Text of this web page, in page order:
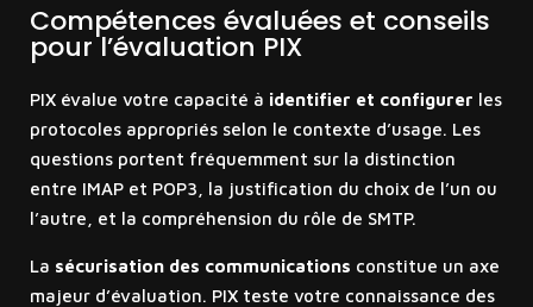
Compétences évaluées et conseils
pour l’évaluation PIX
PIX évalue votre capacité à identifier et configurer les
protocoles appropriés selon le contexte d’usage. Les
questions portent fréquemment sur la distinction
entre IMAP et POP3, la justification du choix de l’un ou
l’autre, et la compréhension du rôle de SMTP.
La sécurisation des communications constitue un axe
majeur d’évaluation. PIX teste votre connaissance des